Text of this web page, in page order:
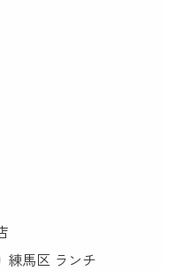
練馬区 ランチ